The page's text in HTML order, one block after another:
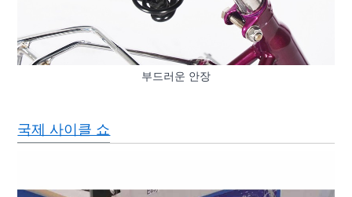
부드러운 안장
국제 사이클 쇼